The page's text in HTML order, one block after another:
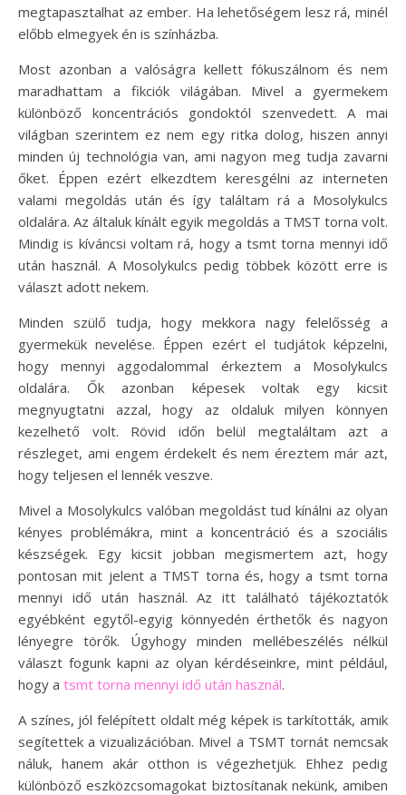
megtapasztalhat az ember. Ha lehetőségem lesz rá, minél
előbb elmegyek én is színházba.
Most azonban a valóságra kellett fókuszálnom és nem
maradhattam a fikciók világában. Mivel a gyermekem
különböző koncentrációs gondoktól szenvedett. A mai
világban szerintem ez nem egy ritka dolog, hiszen annyi
minden új technológia van, ami nagyon meg tudja zavarni
őket. Éppen ezért elkezdtem keresgélni az interneten
valami megoldás után és így találtam rá a Mosolykulcs
oldalára. Az általuk kínált egyik megoldás a TMST torna volt.
Mindig is kíváncsi voltam rá, hogy a tsmt torna mennyi idő
után használ. A Mosolykulcs pedig többek között erre is
választ adott nekem.
Minden szülő tudja, hogy mekkora nagy felelősség a
gyermekük nevelése. Éppen ezért el tudjátok képzelni,
hogy mennyi aggodalommal érkeztem a Mosolykulcs
oldalára. Ők azonban képesek voltak egy kicsit
megnyugtatni azzal, hogy az oldaluk milyen könnyen
kezelhető volt. Rövid időn belül megtaláltam azt a
részleget, ami engem érdekelt és nem éreztem már azt,
hogy teljesen el lennék veszve.
Mivel a Mosolykulcs valóban megoldást tud kínálni az olyan
kényes problémákra, mint a koncentráció és a szociális
készségek. Egy kicsit jobban megismertem azt, hogy
pontosan mit jelent a TMST torna és, hogy a tsmt torna
mennyi idő után használ. Az itt található tájékoztatók
egyébként egytől-egyig könnyedén érthetők és nagyon
lényegre törők. Úgyhogy minden mellébeszélés nélkül
választ fogunk kapni az olyan kérdéseinkre, mint például,
hogy a tsmt torna mennyi idő után használ.
A színes, jól felépített oldalt még képek is tarkították, amik
segítettek a vizualizációban. Mivel a TSMT tornát nemcsak
náluk, hanem akár otthon is végezhetjük. Ehhez pedig
különböző eszközcsomagokat biztosítanak nekünk, amiben